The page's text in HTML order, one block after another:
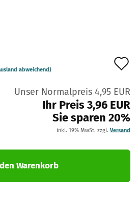
abweichend)
Unser Normalpreis 4,95 EUR
Ihr Preis 3,96 EUR
Sie sparen 20%
inkl. 19% MwSt. zzgl. Versand
Warenkorb